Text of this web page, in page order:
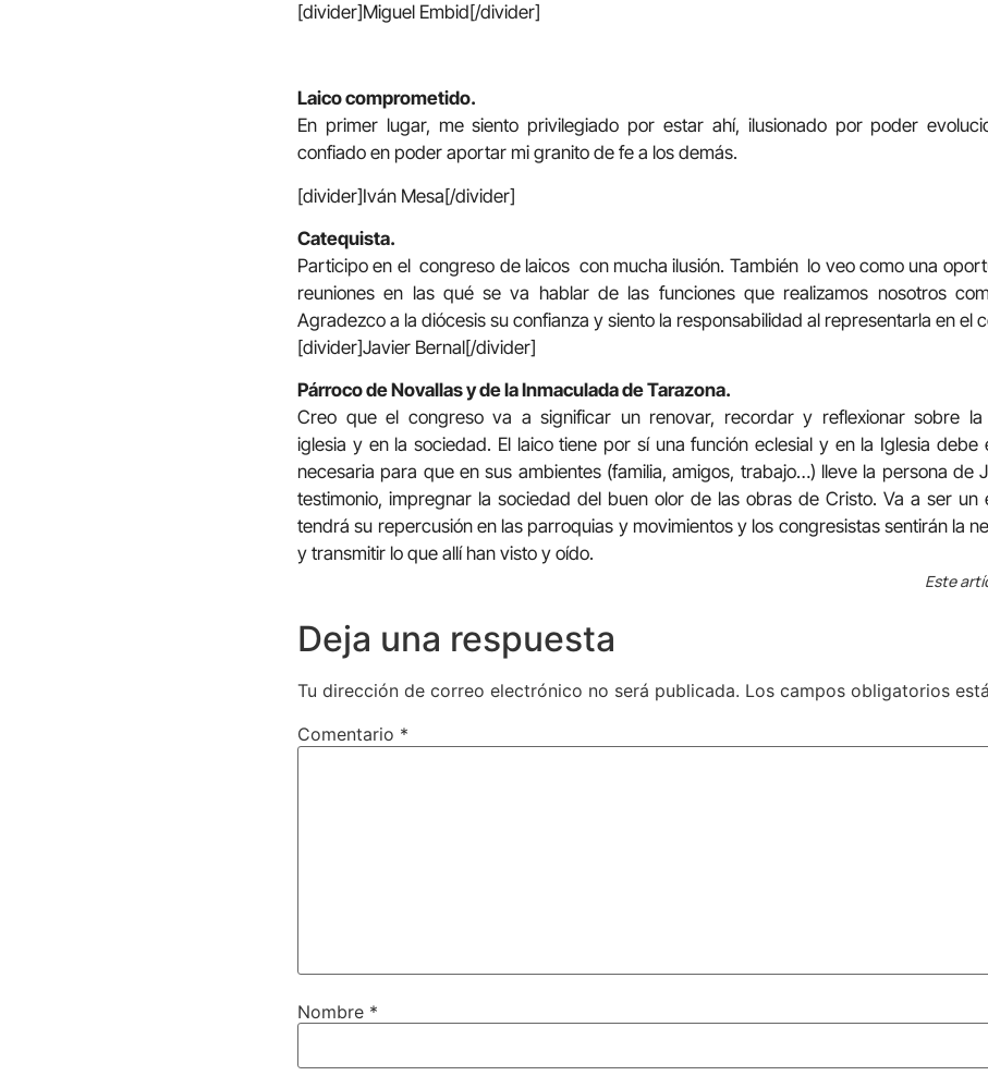
[divider]Miguel Embid[/divider]
Laico comprometido.
En primer lugar, me siento privilegiado por estar ahí, ilusionado por poder
confiado en poder aportar mi granito de fe a los demás.
[divider]Iván Mesa[/divider]
Catequista.
Participo en el congreso de laicos con mucha ilusión. También lo veo como una
reuniones en las qué se va hablar de las funciones que realizamos nosotros
Agradezco a la diócesis su confianza y siento la responsabilidad al representarla en el
[divider]Javier Bernal[/divider]
Párroco de Novallas y de la Inmaculada de Tarazona.
Creo que el congreso va a significar un renovar, recordar y reflexionar sobre
iglesia y en la sociedad. El laico tiene por sí una función eclesial y en la Iglesia debe
necesaria para que en sus ambientes (familia, amigos, trabajo…) lleve la persona de
testimonio, impregnar la sociedad del buen olor de las obras de Cristo. Va a ser un
tendrá su repercusión en las parroquias y movimientos y los congresistas sentirán la
y transmitir lo que allí han visto y oído.
Este
Deja una respuesta
Tu dirección de correo electrónico no será publicada. Los campos obligatorios
Comentario *
Nombre *